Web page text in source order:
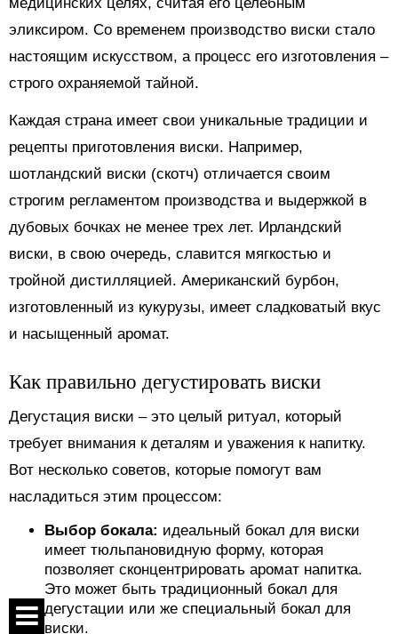
эликсиром. Со временем производство виски стало
настоящим искусством, а процесс его изготовления –
строго охраняемой тайной.
Каждая страна имеет свои уникальные традиции и
рецепты приготовления виски. Например,
шотландский виски (скотч) отличается своим
строгим регламентом производства и выдержкой в
дубовых бочках не менее трех лет. Ирландский
виски, в свою очередь, славится мягкостью и
тройной дистилляцией. Американский бурбон,
изготовленный из кукурузы, имеет сладковатый вкус
и насыщенный аромат.
Как правильно дегустировать виски
Дегустация виски – это целый ритуал, который
требует внимания к деталям и уважения к напитку.
Вот несколько советов, которые помогут вам
насладиться этим процессом:
Выбор бокала: идеальный бокал для виски
имеет тюльпановидную форму, которая
позволяет сконцентрировать аромат напитка.
Это может быть традиционный бокал для
дегустации или же специальный бокал для
виски.